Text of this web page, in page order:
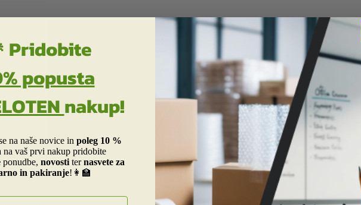
Pridobite
popusta
nakup!
na naše novice in poleg 10 %
na vaš prvi nakup pridobite
ponudbe, novosti ternasvete za
in pakiranje!👩‍🏫